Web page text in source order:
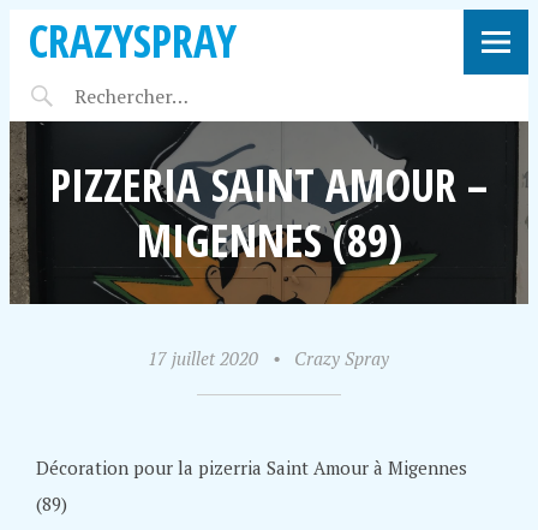
CRAZYSPRAY
PIZZERIA SAINT AMOUR –
MIGENNES (89)
17 juillet 2020 • Crazy Spray
Décoration pour la pizerria Saint Amour à Migennes
(89)